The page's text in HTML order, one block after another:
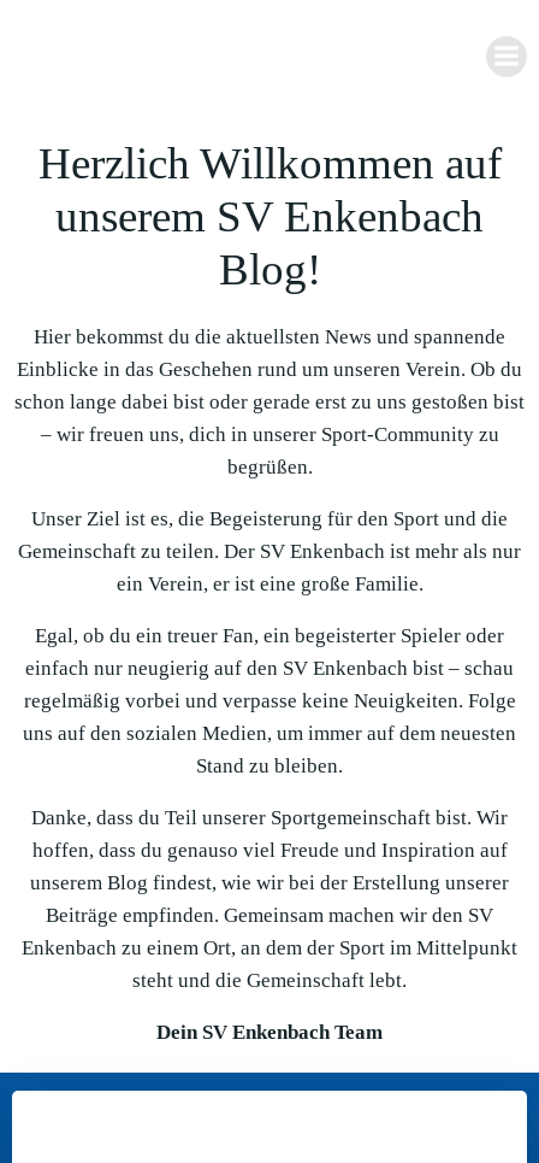
Herzlich Willkommen auf
unserem SV Enkenbach
Blog!
Hier bekommst du die aktuellsten News und spannende
Einblicke in das Geschehen rund um unseren Verein. Ob du
schon lange dabei bist oder gerade erst zu uns gestoßen bist
– wir freuen uns, dich in unserer Sport-Community zu
begrüßen.
Unser Ziel ist es, die Begeisterung für den Sport und die
Gemeinschaft zu teilen. Der SV Enkenbach ist mehr als nur
ein Verein, er ist eine große Familie.
Egal, ob du ein treuer Fan, ein begeisterter Spieler oder
einfach nur neugierig auf den SV Enkenbach bist – schau
regelmäßig vorbei und verpasse keine Neuigkeiten. Folge
uns auf den sozialen Medien, um immer auf dem neuesten
Stand zu bleiben.
Danke, dass du Teil unserer Sportgemeinschaft bist. Wir
hoffen, dass du genauso viel Freude und Inspiration auf
unserem Blog findest, wie wir bei der Erstellung unserer
Beiträge empfinden. Gemeinsam machen wir den SV
Enkenbach zu einem Ort, an dem der Sport im Mittelpunkt
steht und die Gemeinschaft lebt.
Dein SV Enkenbach Team